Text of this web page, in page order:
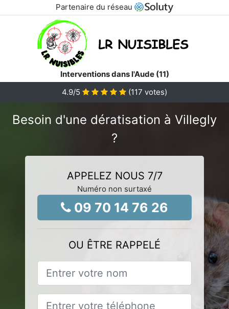
Partenaire du réseau
Interventions dans l'Aude (11)
4.9/5 (117 votes)
Besoin d'une dératisation à Villegly
?
APPELEZ NOUS 7/7
Numéro non surtaxé
09 70 14 76 26
OU ÊTRE RAPPELÉ